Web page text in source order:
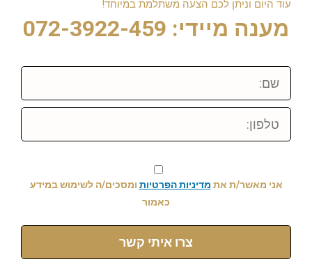
עוד היום וניתן לכם הצעה משתלמת במיוחד!
מענה מיידי: 072-3922-459
שם:
טלפון:
אני מאשר/ת את מדיניות הפרטיות ומסכים/ה לשימוש במידע
כאמור
צרו איתי קשר